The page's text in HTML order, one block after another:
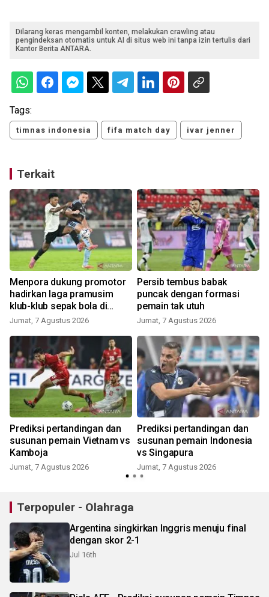
Dilarang keras mengambil konten, melakukan crawling atau
pengindeksan otomatis untuk AI di situs web ini tanpa izin tertulis dari
Kantor Berita ANTARA.
Tags:
timnas indonesia fifa match day ivar jenner
Terkait
Menpora dukung promotor
hadirkan laga pramusim
klub-klub sepak bola di
Indonesia
Jumat, 7 Agustus 2026
Persib tembus babak
puncak dengan formasi
pemain tak utuh
Jumat, 7 Agustus 2026
Prediksi pertandingan dan
susunan pemain Vietnam vs
Kamboja
Jumat, 7 Agustus 2026
Prediksi pertandingan dan
susunan pemain Indonesia
vs Singapura
Jumat, 7 Agustus 2026
Terpopuler - Olahraga
Argentina singkirkan Inggris menuju final
dengan skor 2-1
Jul 16th